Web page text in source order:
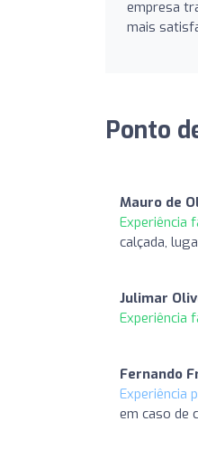
empresa
mais
Ponto
Mauro de
Experiência
calçada,
Julimar
Experiência
Fernando
Experiência
em caso de